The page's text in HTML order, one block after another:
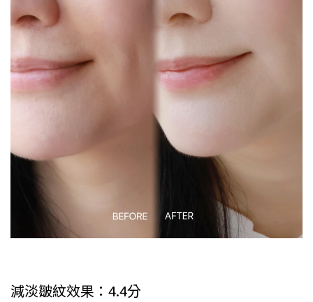
減淡皺紋效果：4.4分